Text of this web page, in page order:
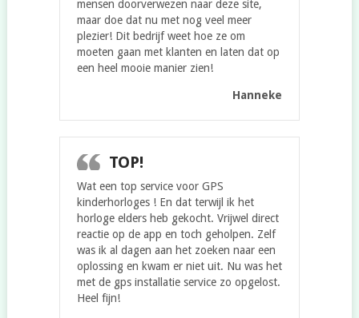
mensen doorverwezen naar deze site,
maar doe dat nu met nog veel meer
plezier! Dit bedrijf weet hoe ze om
moeten gaan met klanten en laten dat op
een heel mooie manier zien!
Hanneke
TOP!
Wat een top service voor GPS
kinderhorloges ! En dat terwijl ik het
horloge elders heb gekocht. Vrijwel direct
reactie op de app en toch geholpen. Zelf
was ik al dagen aan het zoeken naar een
oplossing en kwam er niet uit. Nu was het
met de gps installatie service zo opgelost.
Heel fijn!